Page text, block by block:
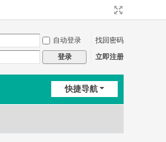
自动登录
找回密码
登录 立即注册
快捷导航